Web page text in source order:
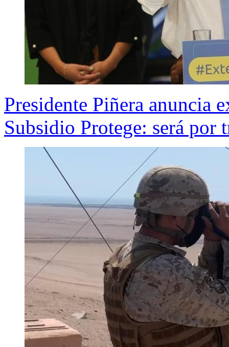
Presidente Piñera anuncia
Subsidio Protege: será por